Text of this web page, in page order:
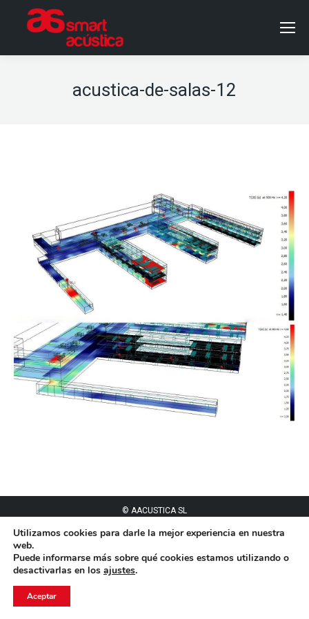
acustica-de-salas-12
© AACUSTICA SL
Utilizamos cookies para darle la mejor experiencia en nuestra
web.
Puede informarse más sobre qué cookies estamos utilizando o
desactivarlas en los ajustes.
Aceptar